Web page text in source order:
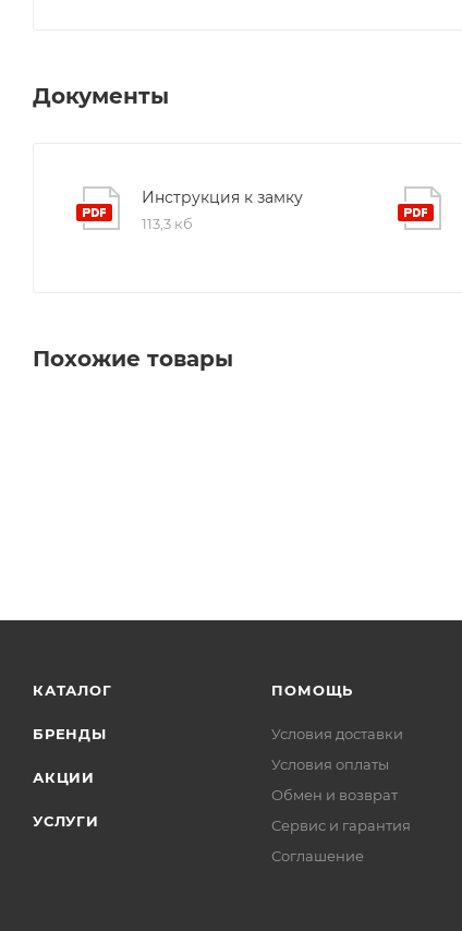
Документы
Инструкция к замку
113,3 кб
Похожие товары
КАТАЛОГ
БРЕНДЫ
АКЦИИ
УСЛУГИ
ПОМОЩЬ
Условия доставки
Условия оплаты
Обмен и возврат
Сервис и гарантия
Соглашение